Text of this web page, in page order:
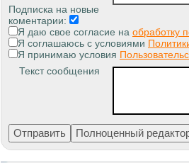
Подписка на новые
коментарии:
Я даю свое согласие на обработку
Я соглашаюсь с условиями
Я принимаю условия
Текст сообщения